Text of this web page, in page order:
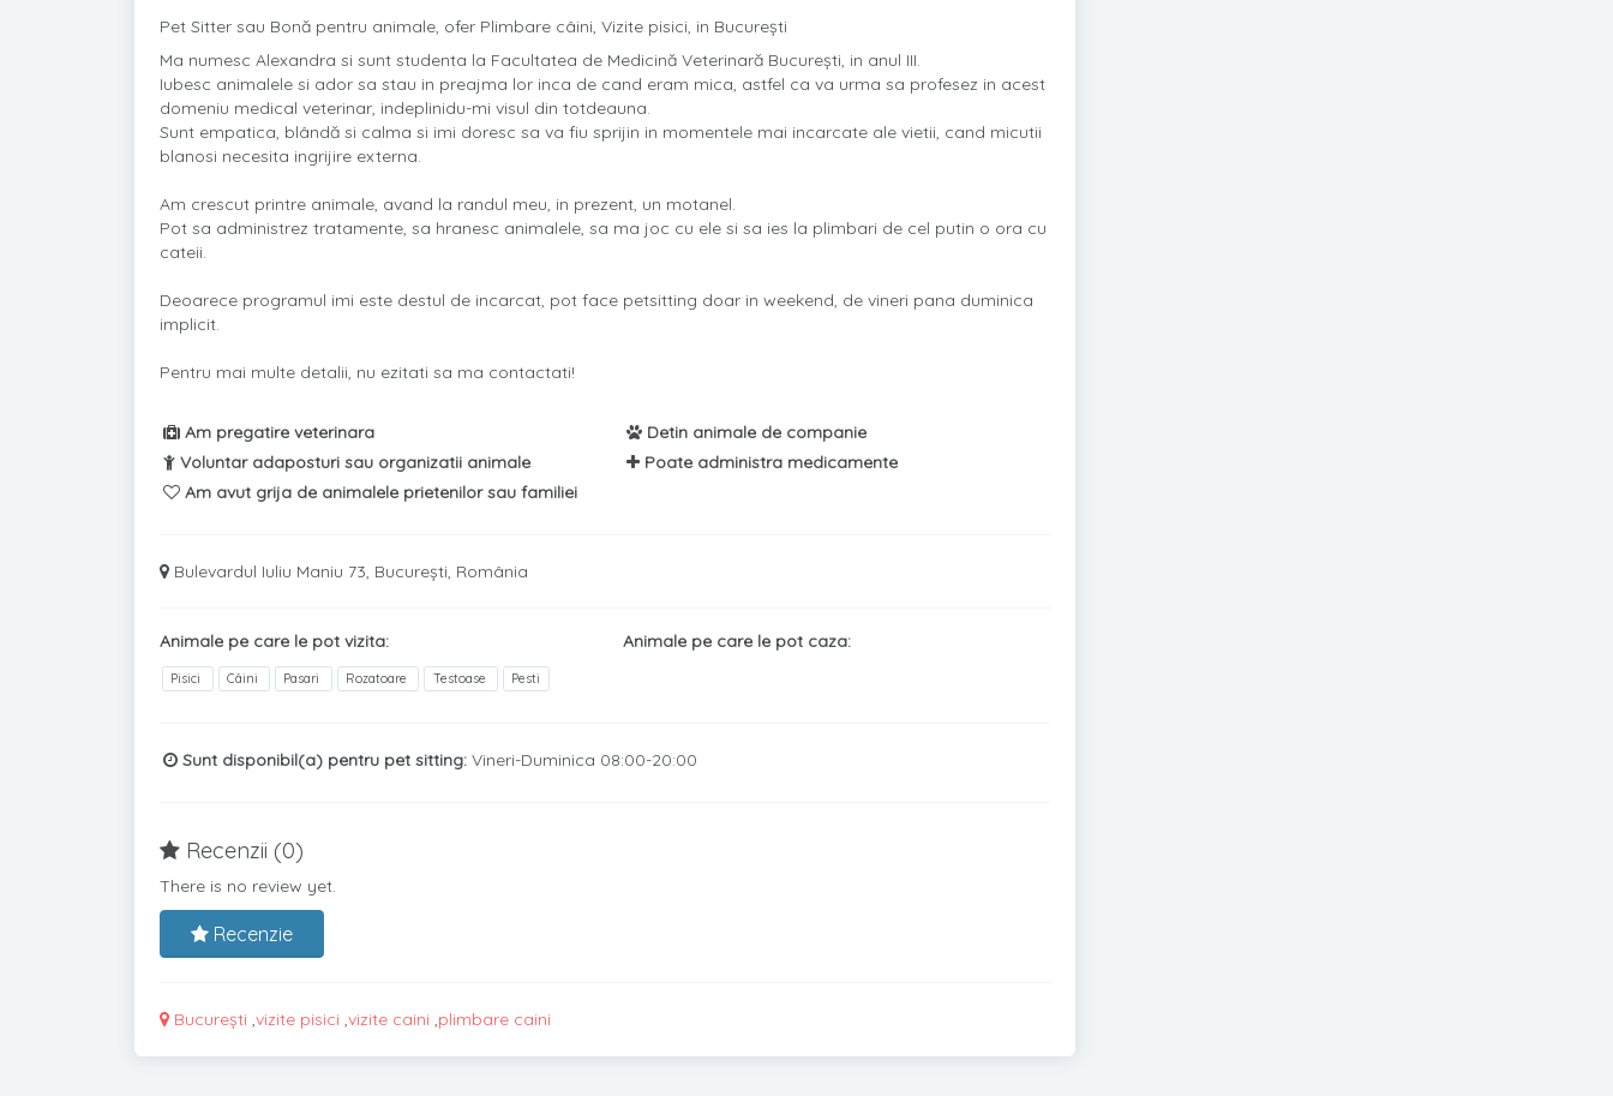
Pet Sitter sau Bonă pentru animale, ofer Plimbare câini, Vizite pisici, in București
Ma numesc Alexandra si sunt studenta la Facultatea de Medicină Veterinară București, in anul III.
Iubesc animalele si ador sa stau in preajma lor inca de cand eram mica, astfel ca va urma sa profesez in acest
domeniu medical veterinar, indeplinidu-mi visul din totdeauna.
Sunt empatica, blândă si calma si imi doresc sa va fiu sprijin in momentele mai incarcate ale vietii, cand micutii
blanosi necesita ingrijire externa.
Am crescut printre animale, avand la randul meu, in prezent, un motanel.
Pot sa administrez tratamente, sa hranesc animalele, sa ma joc cu ele si sa ies la plimbari de cel putin o ora cu
cateii.
Deoarece programul imi este destul de incarcat, pot face petsitting doar in weekend, de vineri pana duminica
implicit.
Pentru mai multe detalii, nu ezitati sa ma contactati!
Am pregatire veterinara
Detin animale de companie
Voluntar adaposturi sau organizatii animale
Poate administra medicamente
Am avut grija de animalele prietenilor sau familiei
Bulevardul Iuliu Maniu 73, București, România
Animale pe care le pot vizita:
Pisici Câini Pasari Rozatoare Testoase Pesti
Animale pe care le pot caza:
Sunt disponibil(a) pentru pet sitting: Vineri-Duminica 08:00-20:00
Recenzii (0)
There is no review yet.
Recenzie
București ,vizite pisici ,vizite caini ,plimbare caini